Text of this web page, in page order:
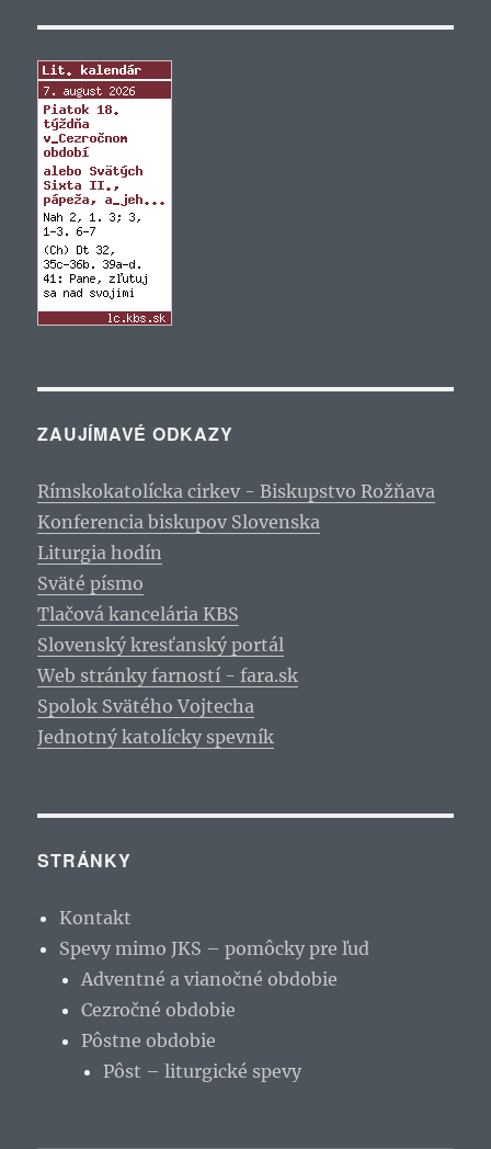
ZAUJÍMAVÉ ODKAZY
Rímskokatolícka cirkev - Biskupstvo Rožňava
Konferencia biskupov Slovenska
Liturgia hodín
Sväté písmo
Tlačová kancelária KBS
Slovenský kresťanský portál
Web stránky farností - fara.sk
Spolok Svätého Vojtecha
Jednotný katolícky spevník
STRÁNKY
Kontakt
Spevy mimo JKS – pomôcky pre ľud
Adventné a vianočné obdobie
Cezročné obdobie
Pôstne obdobie
Pôst – liturgické spevy